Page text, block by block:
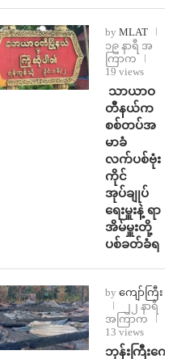
by MLAT
၁၉ နာရီ အ
ကြာက
19 views
⁩ ⁨သာယာဝ
တီနယ်က
စစ်တပ်အ
မာခံ
လက်ပစ်ဗုံး
ကိုင်
အုပ်ချုပ်
ရေးမှူးနဲ့ ရာ
အိမ်မှူးတို့
ပစ်ခတ်ခံရ
by ကျော်ကြီး
၂၂ နာရီ
အကြာက
13 views
ဘုန်းကြီးကျ